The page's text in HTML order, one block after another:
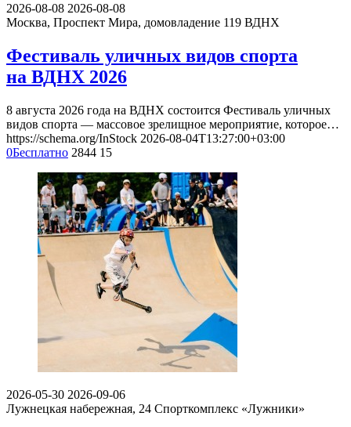
2026-08-08 2026-08-08
Москва, Проспект Мира, домовладение 119 ВДНХ
Фестиваль уличных видов спорта
на ВДНХ 2026
8 августа 2026 года на ВДНХ состоится Фестиваль уличных
видов спорта — массовое зрелищное мероприятие, которое…
https://schema.org/InStock 2026-08-04T13:27:00+03:00
0Бесплатно 2844 15
2026-05-30 2026-09-06
Лужнецкая набережная, 24 Спорткомплекс «Лужники»